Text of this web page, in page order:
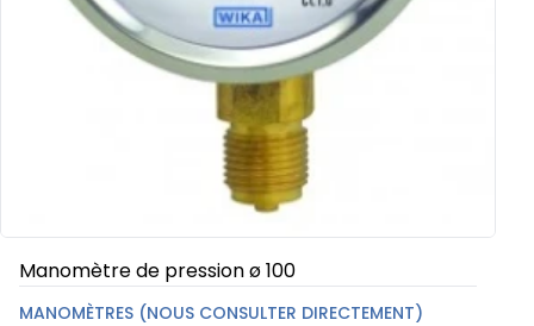
Manomètre de pression ø 100
MANOMÈTRES (NOUS CONSULTER DIRECTEMENT)